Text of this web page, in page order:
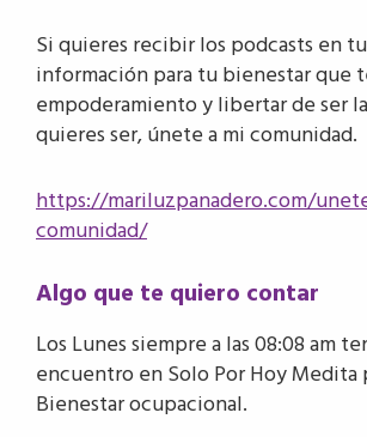
Si quieres recibir los podcasts en
información para tu bienestar que
empoderamiento y libertar de ser
quieres ser, únete a mi comunidad.
https://mariluzpanadero.com/
comunidad/
Algo que te quiero contar
Los Lunes siempre a las 08:08 am
encuentro en Solo Por Hoy Medita
Bienestar ocupacional.